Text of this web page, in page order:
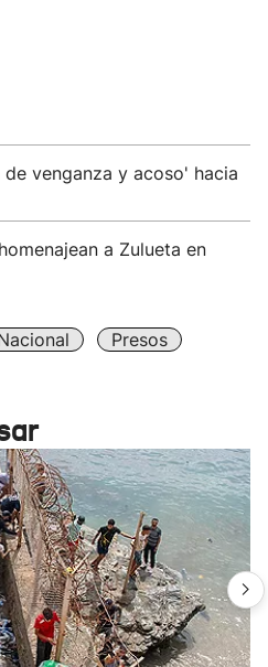
venganza y acoso' hacia
a Zulueta en
Presos